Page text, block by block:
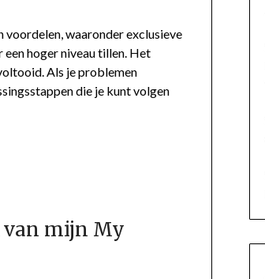
waaronder exclusieve
hoger niveau tillen. Het
Als je problemen
die je kunt volgen
van mijn My